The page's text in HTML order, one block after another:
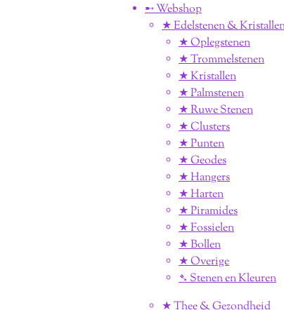
➸ Webshop
★ Edelstenen &
★ Oplegstenen
★ Trommelstenen
★ Kristallen
★ Palmstenen
★ Ruwe Stenen
★ Clusters
★ Punten
★ Geodes
★ Hangers
★ Harten
★ Piramides
★ Fossielen
★ Bollen
★ Overige
➴ Stenen en Kleuren
★ Thee & Gezondheid